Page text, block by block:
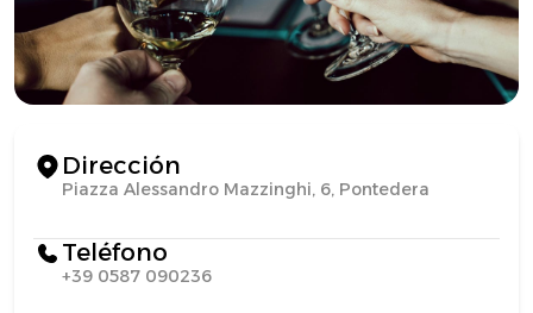
Dirección
Piazza Alessandro Mazzinghi, 6, Pontedera
Teléfono
+39 0587 090236